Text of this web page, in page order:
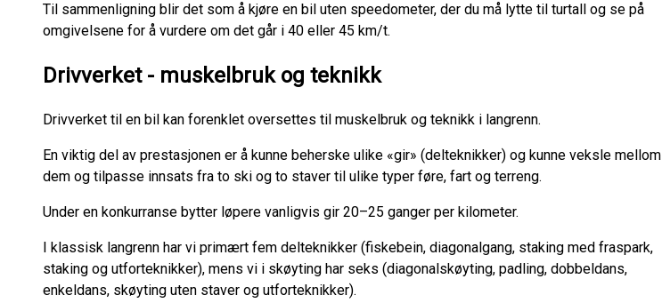
Til sammenligning blir det som å kjøre en bil uten speedometer, der du må lytte til turtall og se på
omgivelsene for å vurdere om det går i 40 eller 45 km/t.
Drivverket - muskelbruk og teknikk
Drivverket til en bil kan forenklet oversettes til muskelbruk og teknikk i langrenn.
En viktig del av prestasjonen er å kunne beherske ulike «gir» (delteknikker) og kunne veksle mellom
dem og tilpasse innsats fra to ski og to staver til ulike typer føre, fart og terreng.
Under en konkurranse bytter løpere vanligvis gir 20–25 ganger per kilometer.
I klassisk langrenn har vi primært fem delteknikker (fiskebein, diagonalgang, staking med fraspark,
staking og utforteknikker), mens vi i skøyting har seks (diagonalskøyting, padling, dobbeldans,
enkeldans, skøyting uten staver og utforteknikker).